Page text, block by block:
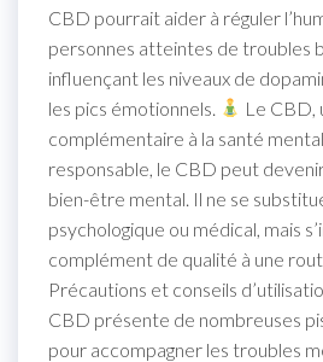
CBD pourrait aider à réguler
personnes atteintes de troubles
influençant les niveaux de
les pics émotionnels.
Le CBD,
complémentaire à la santé
responsable, le CBD peut
bien-être mental. Il ne se
psychologique ou médical, mais
complément de qualité à une
Précautions et conseils
CBD présente de nombreuses
pour accompagner les troubles